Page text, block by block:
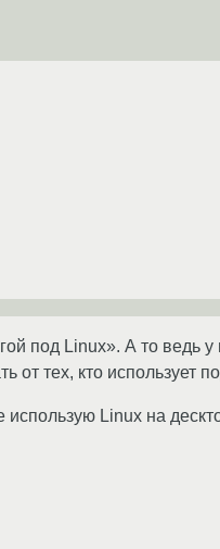
под Linux». А то ведь у
тех, кто использует
Linux на